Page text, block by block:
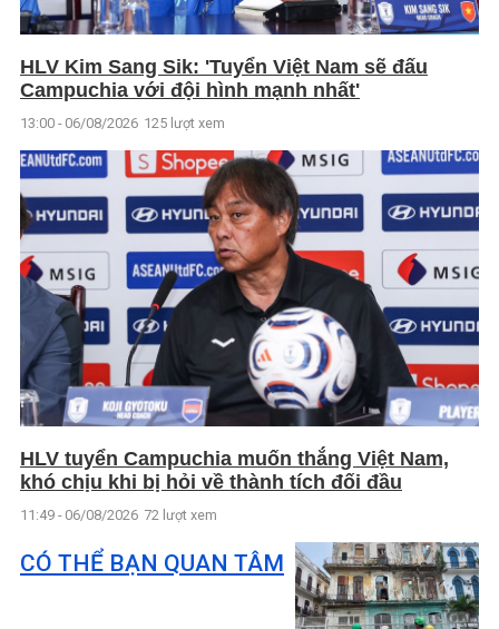
HLV Kim Sang Sik: 'Tuyển Việt Nam sẽ đấu
Campuchia với đội hình mạnh nhất'
13:00 - 06/08/2026 125 lượt xem
HLV tuyển Campuchia muốn thắng Việt Nam,
khó chịu khi bị hỏi về thành tích đối đầu
11:49 - 06/08/2026 72 lượt xem
CÓ THỂ BẠN QUAN TÂM